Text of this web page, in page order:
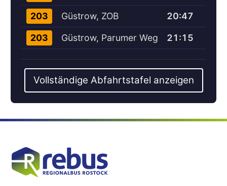
203 Güstrow, ZOB 20:47
203 Güstrow, Parumer Weg 21:15
Vollständige Abfahrtstafel anzeigen